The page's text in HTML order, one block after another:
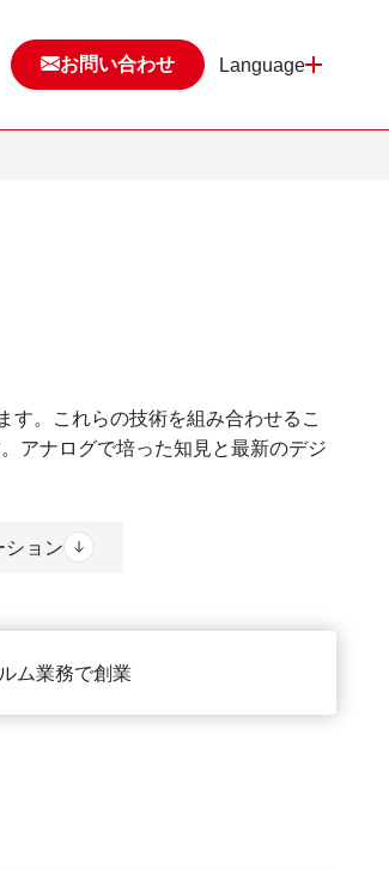
お問い合わせ Language
す。これらの技術を組み合わせるこ
アナログで培った知見と最新のデジ
ション
ム業務で創業